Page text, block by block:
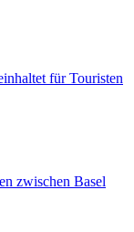
für Touristen
zwischen Basel